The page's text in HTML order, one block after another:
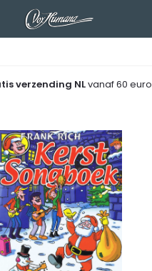
verzending NLvanaf 60 euro